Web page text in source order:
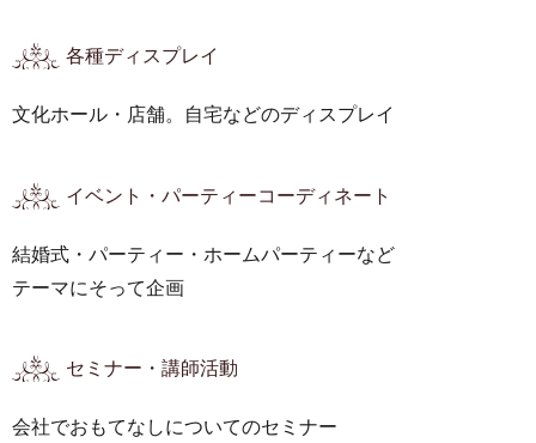
各種ディスプレイ
文化ホール・店舗。自宅などのディスプレイ
イベント・パーティーコーディネート
結婚式・パーティー・ホームパーティーなど
テーマにそって企画
セミナー・講師活動
会社でおもてなしについてのセミナー